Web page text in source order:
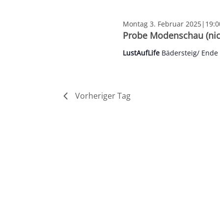
Probe Modenschau
Montag 3. Februar
LustAufLife Bädersteig/
Vorheriger Tag